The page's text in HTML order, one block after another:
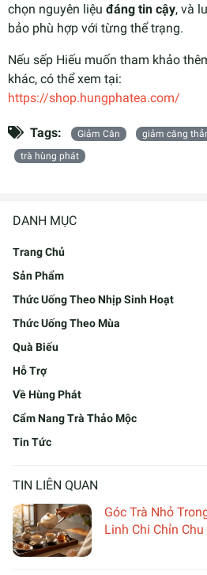
DANH MỤC
Trang Chủ
Sản Phẩm
Thức Uống Theo Nhịp Sinh Hoạt
Thức Uống Theo Mùa
Quà Biếu
Hỗ Trợ
Về Hùng Phát
Cẩm Nang Trà Thảo Mộc
Tin Tức
TIN LIÊN QUAN
Góc Trà Nhỏ
Linh Chi Chỉn
chọn nguyên liệu đáng tin cậy, và
bảo phù hợp với từng thể trạng.
Nếu sếp Hiếu muốn tham khảo
khác, có thể xem tại:
https://shop.hungphatea.com/
Tags: Giảm Cân giảm căng
trà hùng phát